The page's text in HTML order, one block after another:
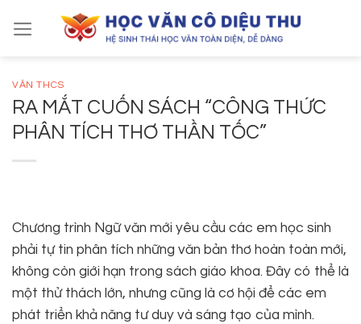
VĂN THCS
RA MẮT CUỐN SÁCH “CÔNG THỨC
PHÂN TÍCH THƠ THẦN TỐC”
Chương trình Ngữ văn mới yêu cầu các em học sinh
phải tự tin phân tích những văn bản thơ hoàn toàn mới,
không còn giới hạn trong sách giáo khoa. Đây có thể là
một thử thách lớn, nhưng cũng là cơ hội để các em
phát triển khả năng tư duy và sáng tạo của mình.